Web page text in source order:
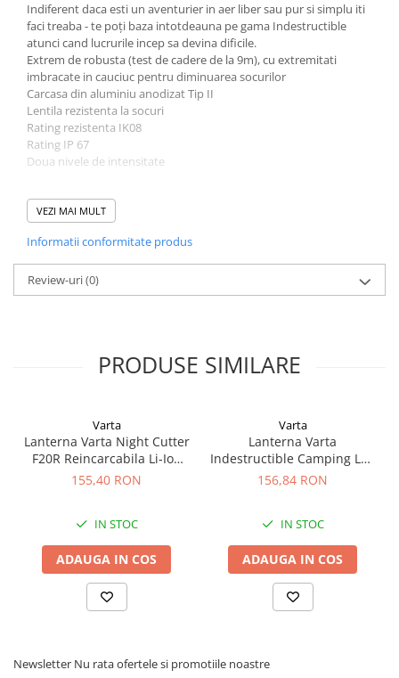
Indiferent daca esti un aventurier in aer liber sau pur si simplu iti
faci treaba - te poți baza intotdeauna pe gama Indestructible
atunci cand lucrurile incep sa devina dificile.
Extrem de robusta (test de cadere de la 9m), cu extremitati
imbracate in cauciuc pentru diminuarea socurilor
Carcasa din aluminiu anodizat Tip II
Lentila rezistenta la socuri
Rating rezistenta IK08
Rating IP 67
Doua nivele de intensitate
Detalii
Tip Varta 18711
Lungime 167 mm
Diametrul capului 42.00 mm
Lungimea fascicolului luminos: 140m
Durata de functionare neintrerupta: pana la 53h
VEZI MAI MULT
Informatii conformitate produs
Review-uri(0)
PRODUSE SIMILARE
Varta
Lanterna Varta Night Cutter
F20R Reincarcabila Li-Ion
18900
155,40 RON
IN STOC
ADAUGA IN COS
Varta
Lanterna Varta
Indestructible Camping L30
PRO LED 18761
156,84 RON
IN STOC
ADAUGA IN COS
Newsletter Nu rata ofertele si promotiile noastre